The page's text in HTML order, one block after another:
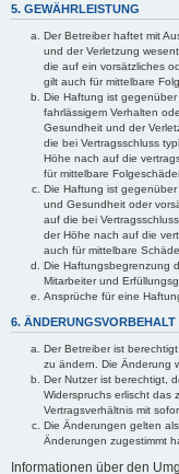
5. GEWÄHRLEISTUNG
Der Betreiber haftet mit
und der Verletzung
die auf ein vorsätzliches
gilt auch für mittelbare
Die Haftung ist
fahrlässigem Verhalten
Gesundheit und der
die bei Vertragsschluss
Höhe nach auf die
für mittelbare
Die Haftung ist
und Gesundheit oder
auf die bei
der Höhe nach auf die
auch für mittelbare
Die Haftungsbegrenzung
Mitarbeiter und
Ansprüche für eine
6. ÄNDERUNGSVORBEHALT
Der Betreiber ist
zu ändern. Die Änderung
Der Nutzer ist berechtigt,
Widerspruchs erlischt das
Vertragsverhältnis mit
Die Änderungen gelten
Änderungen zugestimmt
Informationen über den